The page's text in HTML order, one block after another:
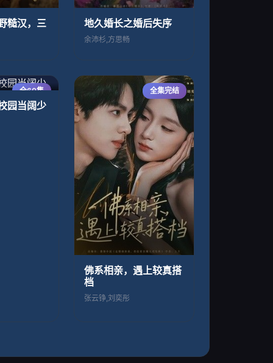
糙汉，三 地久婚长之婚后失序
余沛杉,方思畅
全60集
园当阔少
全集完结
佛系相亲，遇上较真搭
档
张云铮,刘奕彤